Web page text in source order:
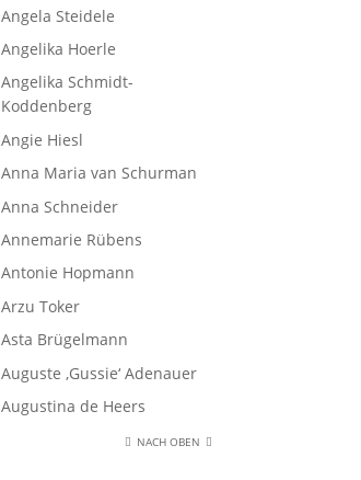
Angela Steidele
Angelika Hoerle
Angelika Schmidt-
Koddenberg
Angie Hiesl
Anna Maria van Schurman
Anna Schneider
Annemarie Rübens
Antonie Hopmann
Arzu Toker
Asta Brügelmann
Auguste ‚Gussie‘ Adenauer
Augustina de Heers
NACH OBEN